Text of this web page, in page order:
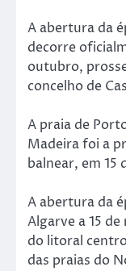
A abertura da
decorre
outubro,
concelho de
A praia de
Madeira foi a
balnear, em 15
A abertura da
Algarve a 15
do litoral
das praias do